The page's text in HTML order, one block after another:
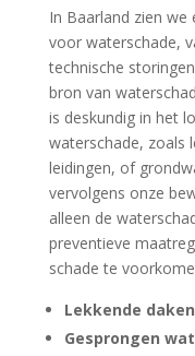
In Baarland zien we
voor waterschade,
technische
bron van
is deskundig in het
waterschade, zoals
leidingen, of
vervolgens onze
alleen de
preventieve
schade te
Lekkende daken
Gesprongen